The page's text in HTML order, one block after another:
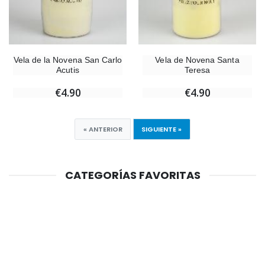
Vela de la Novena San Carlo
Acutis
€4.90
Vela de Novena Santa
Teresa
€4.90
« ANTERIOR SIGUIENTE »
CATEGORÍAS FAVORITAS